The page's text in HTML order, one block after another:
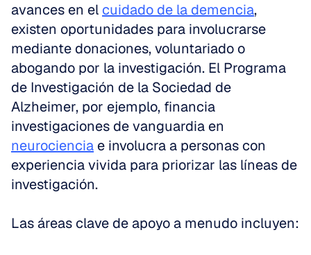
avances en el cuidado de la demencia,
existen oportunidades para involucrarse
mediante donaciones, voluntariado o
abogando por la investigación. El Programa
de Investigación de la Sociedad de
Alzheimer, por ejemplo, financia
neurociencia e involucra a personas con
experiencia vivida para priorizar las líneas de
investigación.
Las áreas clave de apoyo a menudo incluyen: